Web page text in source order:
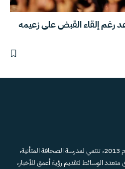
رغم إلقاء القبض على زعيمه
منصة إعلامية مستقلة، تأسست عام 2013، تنتمي لمدرسة الصحافة المتأنية،
الوسائط لتقديم رؤية أعمق للأخبار،